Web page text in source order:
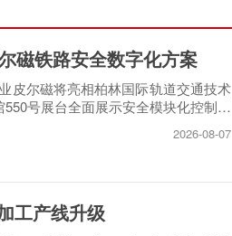
磁铁路安全数字化方案
皮尔磁将亮相柏林国际轨道交通技术
号展台全面展示安全模块化控制方
2026-08-07
工产线升级